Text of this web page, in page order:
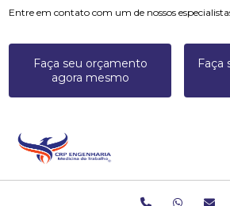
Entre em contato com um de nossos
Faça seu orçamento
agora mesmo
Faça